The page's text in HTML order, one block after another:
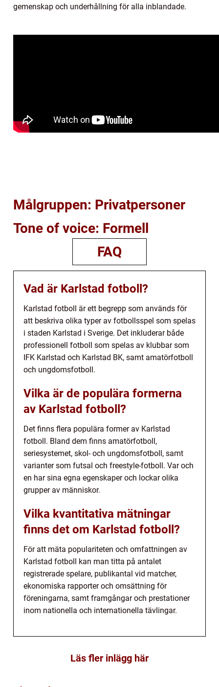
gemenskap och underhållning för alla inblandade.
Målgruppen: Privatpersoner
Tone of voice: Formell
FAQ
Vad är Karlstad fotboll?
Karlstad fotboll är ett begrepp som används för
att beskriva olika typer av fotbollsspel som spelas
i staden Karlstad i Sverige. Det inkluderar både
professionell fotboll som spelas av klubbar som
IFK Karlstad och Karlstad BK, samt amatörfotboll
och ungdomsfotboll.
Vilka är de populära formerna
av Karlstad fotboll?
Det finns flera populära former av Karlstad
fotboll. Bland dem finns amatörfotboll,
seriesystemet, skol- och ungdomsfotboll, samt
varianter som futsal och freestyle-fotboll. Var och
en har sina egna egenskaper och lockar olika
grupper av människor.
Vilka kvantitativa mätningar
finns det om Karlstad fotboll?
För att mäta populariteten och omfattningen av
Karlstad fotboll kan man titta på antalet
registrerade spelare, publikantal vid matcher,
ekonomiska rapporter och omsättning för
föreningarna, samt framgångar och prestationer
inom nationella och internationella tävlingar.
Läs fler inlägg här